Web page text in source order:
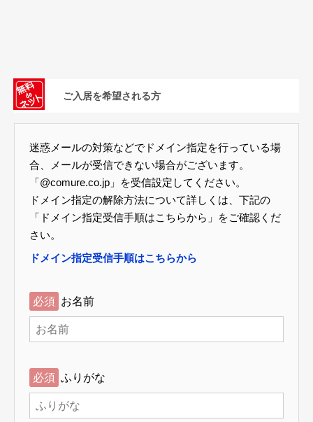
ご入居を希望される方
迷惑メールの対策などでドメイン指定を行っている場
合、メールが受信できない場合がございます。
「@comure.co.jp」を受信設定してください。
ドメイン指定の解除方法について詳しくは、下記の
「ドメイン指定受信手順はこちらから」をご確認くだ
さい。
ドメイン指定受信手順はこちらから
必須 お名前
必須 ふりがな